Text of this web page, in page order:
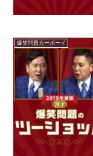
爆笑問題カーボーイ